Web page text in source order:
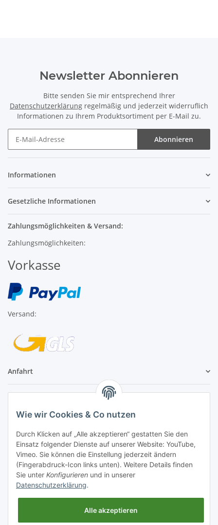
Newsletter Abonnieren
Bitte senden Sie mir entsprechend Ihrer
Datenschutzerklärung regelmäßig und jederzeit widerruflich
Informationen zu Ihrem Produktsortiment per E-Mail zu.
Abonnieren
Informationen
Gesetzliche Informationen
Zahlungsmöglichkeiten & Versand:
Zahlungsmöglichkeiten:
Vorkasse
Versand:
Anfahrt
registrierter Partner:
Wie wir Cookies & Co nutzen
Durch Klicken auf „Alle akzeptieren“ gestatten Sie den
Einsatz folgender Dienste auf unserer Website: YouTube,
Vimeo. Sie können die Einstellung jederzeit ändern
(Fingerabdruck-Icon links unten). Weitere Details finden
Sie unter Konfigurieren und in unserer
Datenschutzerklärung.
Alle akzeptieren